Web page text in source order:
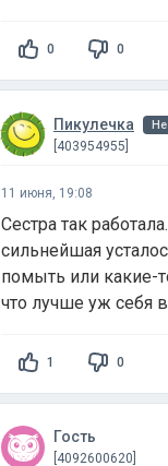
0 0
Пикулечка
[403954955]
11 июня, 19:08
Сестра так
сильнейшая
помыть или какие-
что лучше уж себя
1 0
Гость
[4092600620]